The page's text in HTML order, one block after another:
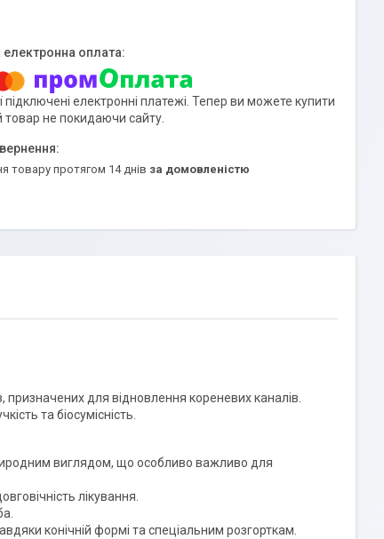
підключені електронні платежі. Тепер ви можете купити
товар не покидаючи сайту.
товару протягом 14 днів за домовленістю
призначених для відновлення кореневих каналів.
та біосумісність.
виглядом, що особливо важливо для
лікування.
конічній формі та спеціальним розгорткам.